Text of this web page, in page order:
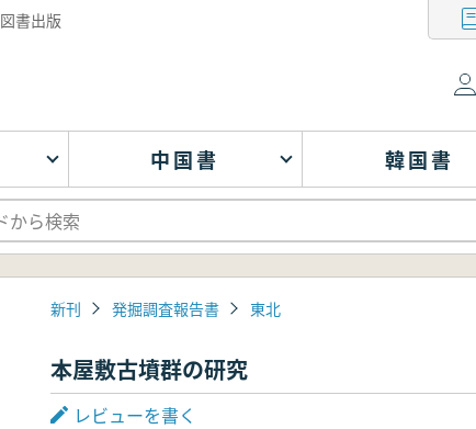
書出版
中国書 韓国書
新刊 発掘調査報告書 東北
本屋敷古墳群の研究
レビューを書く